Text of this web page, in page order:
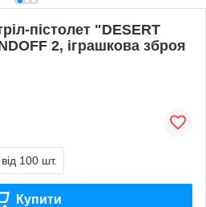
пістолет "DESERT
2, іграшкова зброя
від 100 шт.
Купити